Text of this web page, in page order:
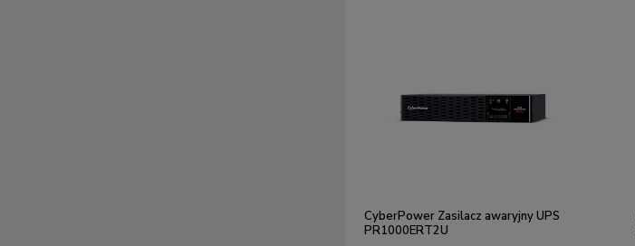
CyberPower Zasilacz awaryjny UPS
PR1000ERT2U